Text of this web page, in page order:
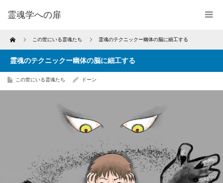
霊魂学への扉
Home この世にいる霊魂たち 霊魂のテクニックー幽体の脳に細工する
霊魂のテクニックー幽体の脳に細工する
この世にいる霊魂たち ドーン